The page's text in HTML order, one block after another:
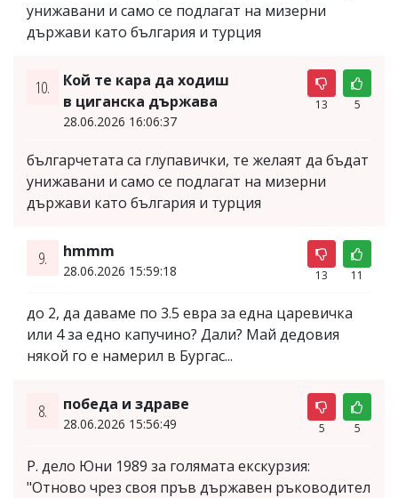
унижавани и само се подлагат на мизерни
държави като българия и турция
10.
Кой те кара да ходиш
в циганска държава
28.06.2026 16:06:37
13 5
българчетата са глупавички, те желаят да бъдат
унижавани и само се подлагат на мизерни
държави като българия и турция
9. hmmm
28.06.2026 15:59:18 13 11
до 2, да даваме по 3.5 евра за една царевичка
или 4 за едно капучино? Дали? Май дедовия
някой го е намерил в Бургас...
8. победа и здраве
28.06.2026 15:56:49 5 5
Р. дело Юни 1989 за голямата екскурзия:
"Отново чрез своя пръв държавен ръководител